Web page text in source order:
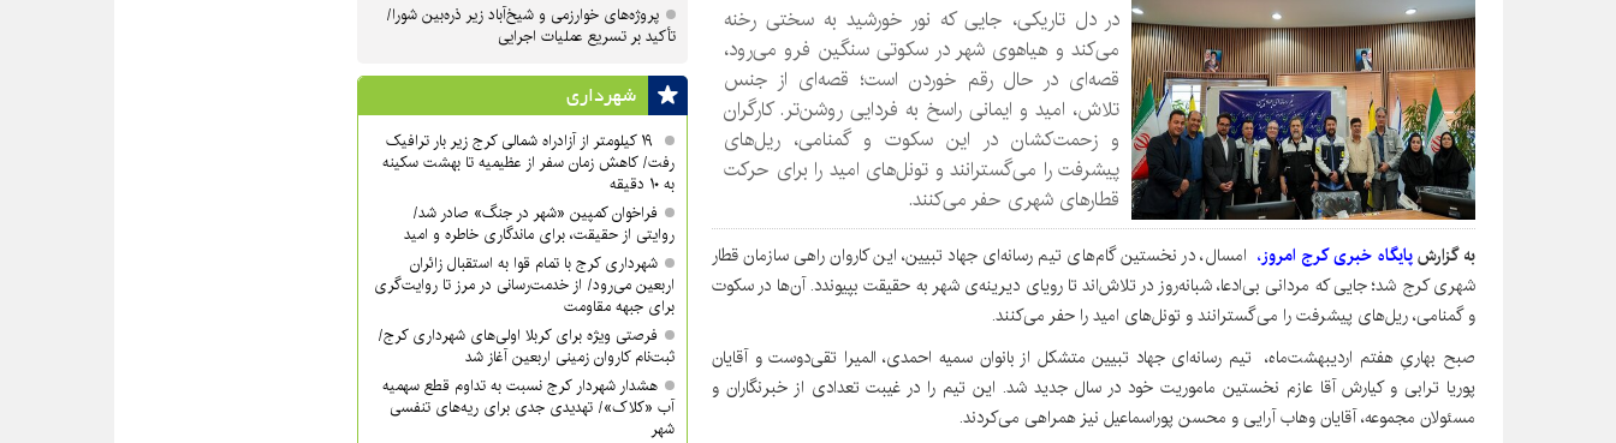
در دل تاریکی، جایی که نور خورشید به سختی رخنه
می‌کند و هیاهوی شهر در سکوتی سنگین فرو می‌رود،
قصه‌ای در حال رقم خوردن است؛ قصه‌ای از جنس
تلاش، امید و ایمانی راسخ به فردایی روشن‌تر. کارگران
و زحمت‌کشان در این سکوت و گمنامی، ریل‌های
پیشرفت را می‌گسترانند و تونل‌های امید را برای حرکت
قطارهای شهری حفر می‌کنند.
به گزارشپایگاه خبری کرج امروز، امسال، در نخستین گام‌های تیم رسانه‌ای جهاد تبیین، این کاروان راهی سازمان قطار
شهری کرج شد؛ جایی که مردانی بی‌ادعا، شبانه‌روز در تلاش‌اند تا رویای دیرینه‌ی شهر به حقیقت بپیوندد. آن‌ها در سکوت
و گمنامی، ریل‌های پیشرفت را می‌گسترانند و تونل‌های امید را حفر می‌کنند.
صبح بهاریِ هفتم اردیبهشت‌ماه، تیم رسانه‌ای جهاد تبیین متشکل از بانوان سمیه احمدی، المیرا تقی‌دوست و آقایان
پوریا ترابی و کیارش آقا عازم نخستین ماموریت خود در سال جدید شد. این تیم را در غیبت تعدادی از خبرنگاران و
مسئولان مجموعه، آقایان وهاب آرایی و ‌محسن پوراسماعیل نیز همراهی می‌کردند.
پروژه‌های خوارزمی و شیخ‌آباد زیر ذره‌بین شورا/
تأکید بر تسریع عملیات اجرایی
شهرداری
۱۹ کیلومتر از آزادراه شمالی کرج زیر بار ترافیک
رفت/ کاهش زمان سفر از عظیمیه تا بهشت سکینه
به ۱۰ دقیقه
فراخوان کمپین «شهر در جنگ» صادر شد/
روایتی از حقیقت، برای ماندگاری خاطره و امید
شهرداری کرج با تمام قوا به استقبال زائران
اربعین می‌رود/ از خدمت‌رسانی در مرز تا روایت‌گری
برای جبهه مقاومت
فرصتی ویژه برای کربلا اولی‌های شهرداری کرج/
ثبت‌نام کاروان زمینی اربعین آغاز شد
هشدار شهردار کرج نسبت به تداوم قطع سهمیه
آب «کلاک»/ تهدیدی جدی برای ریه‌های تنفسی
شهر